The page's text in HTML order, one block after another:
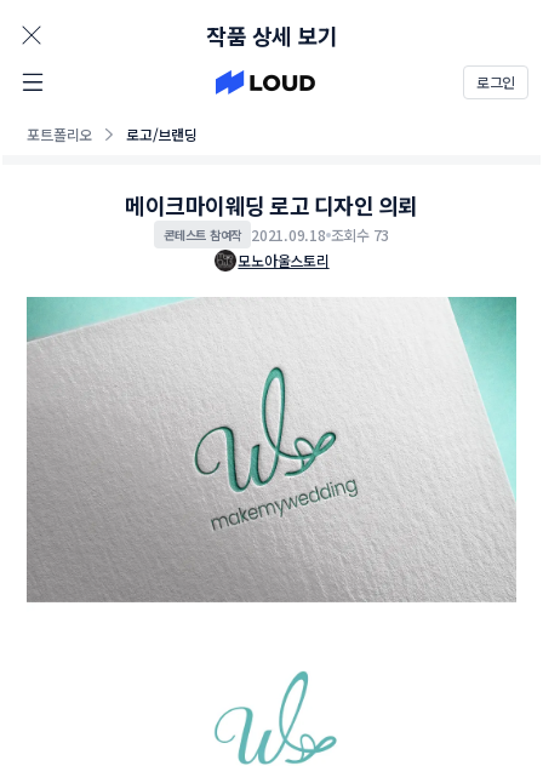
로그인
포트폴리오 로고/브랜딩
작품 상세 보기
메이크마이웨딩 로고 디자인 의뢰
콘테스트 참여작 2021.09.18 조회수 73
모노아울스토리